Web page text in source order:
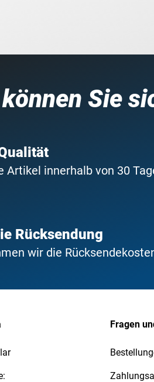
Sie
Artikel innerhalb von 30
Rücksendung
wir die
Fragen